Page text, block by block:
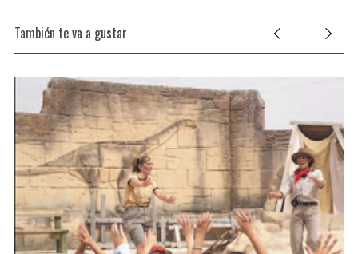
También te va a gustar